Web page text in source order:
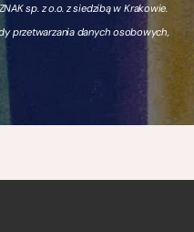
sp. z o.o. z siedzibą w Krakowie.
przetwarzania danych osobowych,